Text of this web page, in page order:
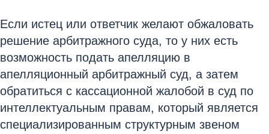
Если истец или ответчик желают обжаловать
решение арбитражного суда, то у них есть
возможность подать апелляцию в
апелляционный арбитражный суд, а затем
обратиться с кассационной жалобой в суд по
интеллектуальным правам, который является
специализированным структурным звеном